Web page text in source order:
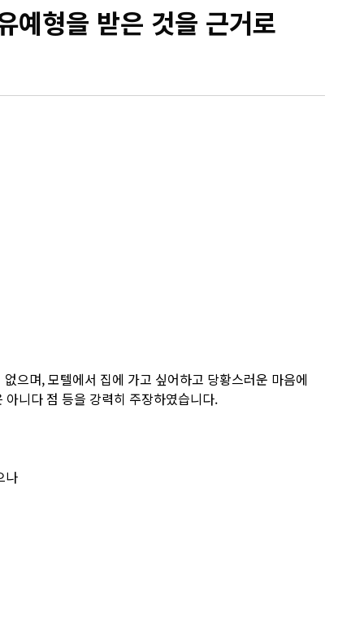
형을 받은 것을 근거로
으며, 모텔에서 집에 가고 싶어하고 당황스러운 마음에
니다 점 등을 강력히 주장하였습니다.
나